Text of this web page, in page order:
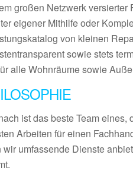
großen Netzwerk
eigener Mithilfe oder
von kleinen
sowie stets
alle Wohnräume sowie
ist das beste Team
Arbeiten für einen
umfassende Dienste